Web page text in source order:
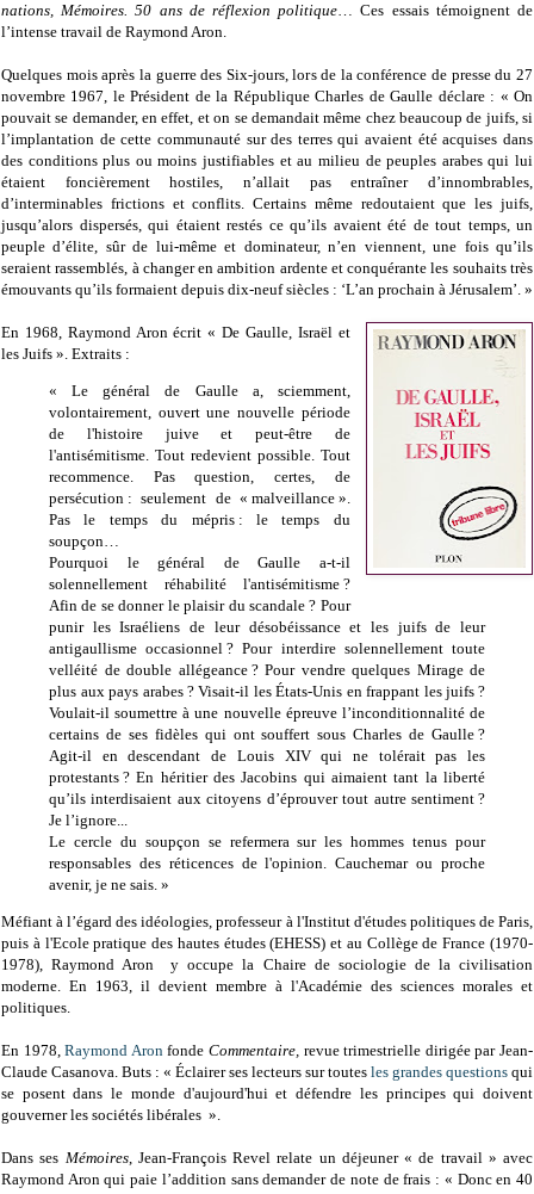
nations, Mémoires. 50 ans de réflexion politique… Ces essais témoignent de
l’intense travail de Raymond Aron.
Quelques mois après la guerre des Six-jours, lors de la conférence de presse du 27
novembre 1967, le Président de la République Charles de Gaulle déclare : « On
pouvait se demander, en effet, et on se demandait même chez beaucoup de juifs, si
l’implantation de cette communauté sur des terres qui avaient été acquises dans
des conditions plus ou moins justifiables et au milieu de peuples arabes qui lui
étaient foncièrement hostiles, n’allait pas entraîner d’innombrables,
d’interminables frictions et conflits. Certains même redoutaient que les juifs,
jusqu’alors dispersés, qui étaient restés ce qu’ils avaient été de tout temps, un
peuple d’élite, sûr de lui-même et dominateur, n’en viennent, une fois qu’ils
seraient rassemblés, à changer en ambition ardente et conquérante les souhaits très
émouvants qu’ils formaient depuis dix-neuf siècles : ‘L’an prochain à Jérusalem’. »
En 1968, Raymond Aron écrit « De Gaulle, Israël et
les Juifs ». Extraits :
« Le général de Gaulle a, sciemment,
volontairement, ouvert une nouvelle période
de l'histoire juive et peut-être de
l'antisémitisme. Tout redevient possible. Tout
recommence. Pas question, certes, de
persécution : seulement de « malveillance ».
Pas le temps du mépris : le temps du
soupçon…
Pourquoi le général de Gaulle a-t-il
solennellement réhabilité l'antisémitisme ?
Afin de se donner le plaisir du scandale ? Pour
punir les Israéliens de leur désobéissance et les juifs de leur
antigaullisme occasionnel ? Pour interdire solennellement toute
velléité de double allégeance ? Pour vendre quelques Mirage de
plus aux pays arabes ? Visait-il les États-Unis en frappant les juifs ?
Voulait-il soumettre à une nouvelle épreuve l’inconditionnalité de
certains de ses fidèles qui ont souffert sous Charles de Gaulle ?
Agit-il en descendant de Louis XIV qui ne tolérait pas les
protestants ? En héritier des Jacobins qui aimaient tant la liberté
qu’ils interdisaient aux citoyens d’éprouver tout autre sentiment ?
Je l’ignore...
Le cercle du soupçon se refermera sur les hommes tenus pour
responsables des réticences de l'opinion. Cauchemar ou proche
avenir, je ne sais. »
Méfiant à l’égard des idéologies, professeur à l'Institut d'études politiques de Paris,
puis à l'Ecole pratique des hautes études (EHESS) et au Collège de France (1970-
1978), Raymond Aron y occupe la Chaire de sociologie de la civilisation
moderne. En 1963, il devient membre à l'Académie des sciences morales et
politiques.
En 1978,Raymond AronfondeCommentaire, revue trimestrielle dirigée par Jean-
Claude Casanova. Buts : « Éclairer ses lecteurs sur toutes les grandes questions qui
se posent dans le monde d'aujourd'hui et défendre les principes qui doivent
gouverner les sociétés libérales ».
Dans ses Mémoires, Jean-François Revel relate un déjeuner « de travail » avec
Raymond Aron qui paie l’addition sans demander de note de frais : « Donc en 40